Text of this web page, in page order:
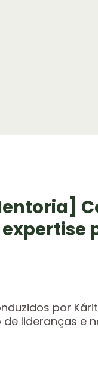
por
lideranças e